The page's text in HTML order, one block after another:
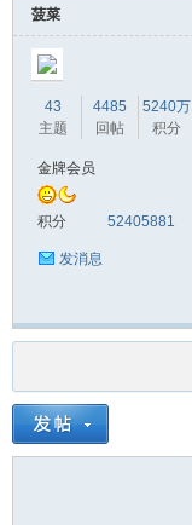
菠菜
43
主题
4485
回帖
5240万
积分
金牌会员
积分 52405881
发消息